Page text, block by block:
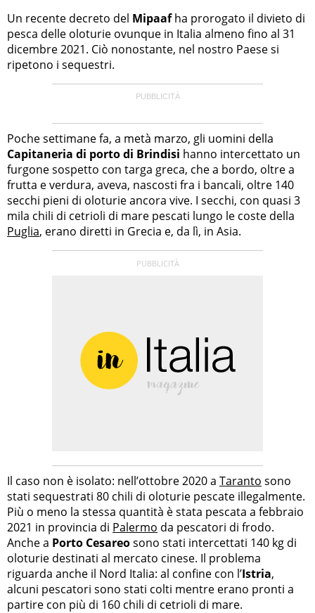
Un recente decreto del Mipaafha prorogato il divieto di
pesca delle oloturie ovunque in Italia almeno fino al 31
dicembre 2021. Ciò nonostante, nel nostro Paese si
ripetono i sequestri.
Poche settimane fa, a metà marzo, gli uomini della
Capitaneria di porto di Brindisi hanno intercettato un
furgone sospetto con targa greca, che a bordo, oltre a
frutta e verdura, aveva, nascosti fra i bancali, oltre 140
secchi pieni di oloturie ancora vive. I secchi, con quasi 3
mila chili di cetrioli di mare pescati lungo le coste della
Puglia, erano diretti in Grecia e, da lì, in Asia.
Il caso non è isolato: nell’ottobre 2020 a Taranto sono
stati sequestrati 80 chili di oloturie pescate illegalmente.
Più o meno la stessa quantità è stata pescata a febbraio
2021 in provincia di Palermo da pescatori di frodo.
Anche a Porto Cesareosono stati intercettati 140 kg di
oloturie destinati al mercato cinese. Il problema
riguarda anche il Nord Italia: al confine con l’Istria,
alcuni pescatori sono stati colti mentre erano pronti a
partire con più di 160 chili di cetrioli di mare.